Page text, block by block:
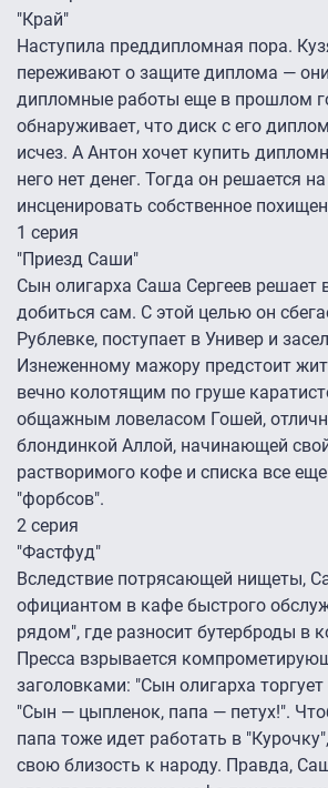
"Край"
Наступила преддипломная пора.
переживают о защите диплома —
дипломные работы еще в прошлом
обнаруживает, что диск с его
исчез. А Антон хочет купить
него нет денег. Тогда он решается
инсценировать собственное
1 серия
"Приезд Саши"
Сын олигарха Саша Сергеев решает
добиться сам. С этой целью он
Рублевке, поступает в Универ и
Изнеженному мажору предстоит
вечно колотящим по груше
общажным ловеласом Гошей,
блондинкой Аллой, начинающей
растворимого кофе и списка все
"форбсов".
2 серия
"Фастфуд"
Вследствие потрясающей нищеты,
официантом в кафе быстрого
рядом", где разносит бутерброды в
Пресса взрывается
заголовками: "Сын олигарха
"Сын — цыпленок, папа — петух!".
папа тоже идет работать в
свою близость к народу. Правда,